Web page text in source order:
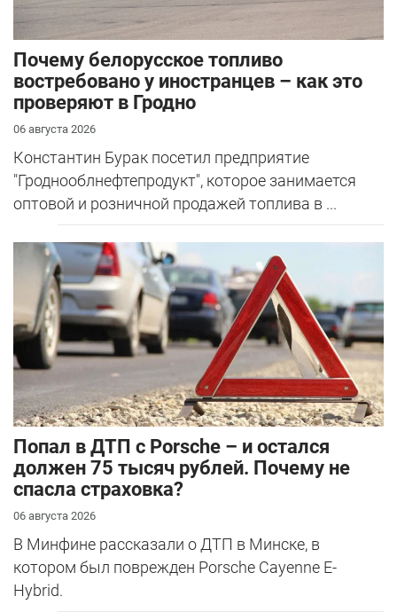
Почему белорусское топливо
востребовано у иностранцев – как это
проверяют в Гродно
06 августа 2026
Константин Бурак посетил предприятие
"Гроднооблнефтепродукт", которое занимается
оптовой и розничной продажей топлива в ...
​Попал в ДТП с Porsche – и остался
должен 75 тысяч рублей. Почему не
спасла страховка?
06 августа 2026
В Минфине рассказали о ДТП в Минске, в
котором был поврежден Porsche Cayenne E-
Hybrid.